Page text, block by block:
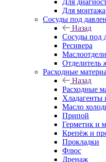
Для
Для монтажа
Сосуды под
Назад
Сосуды под
Ресивера
Отделитель
Расходные
Назад
Расходные
Хладагенты
Масло
Припой
Герметик и
Крепёж и
Прокладки
Флюс
Дренаж